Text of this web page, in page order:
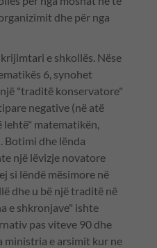
dhe për nga
e shkollës. Nëse
6, synohet
"traditë konservatore"
negative (në atë
lehtë" matematikën,
Botimi dhe lënda
një lëvizje novatore
si lëndë mësimore në
dhe u bë një traditë në
e shkronjave" ishte
pas viteve 90 dhe
ministria e arsimit kur ne